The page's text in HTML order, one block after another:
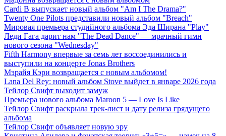
Cardi B выпускает новый альбом "Am I The Drama?"
Twenty One Pilots представили новый альбом "Breach"
Мировая премьера студийного альбома Эда Ширана "Play"
Леди Гага дарит нам "The Dead Dance" — мрачный гимн
нового сезона "Wednesday"
Fifth Harmony впервые за семь лет воссоединились и
выступили на концерте Jonas Brothers
Мэрайя Кэри возвращается с новым альбомом!
Lana Del Rey: новый альбом Stove выйдет в январе 2026 года
Тейлор Свифт выходит замуж
Премьера нового альбома Maroon 5 — Love Is Like
Тейлор Свифт раскрыла трек-лист и дату релиза грядущего
альбома
Тейлор Свифт объявляет новую эру